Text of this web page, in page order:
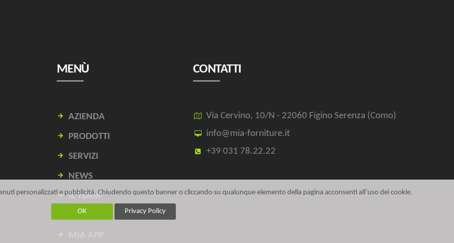
MENÙ
AZIENDA
PRODOTTI
SERVIZI
NEWS
IL TEAM
CONTATTI
CONTATTI
Via Cervino, 10/N - 22060 Figino Serenza (Como)
info@mia-forniture.it
+39 031 78.22.22
personalizzati e pubblicità. Chiudendo questo banner o cliccando su qualunque elemento della pagina acconsenti all’uso dei cookie.
OK Privacy Policy